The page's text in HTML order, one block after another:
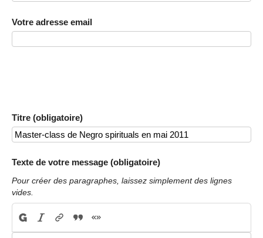
Votre adresse email
Titre (obligatoire)
Texte de votre message (obligatoire)
Pour créer des paragraphes, laissez simplement des lignes
vides.